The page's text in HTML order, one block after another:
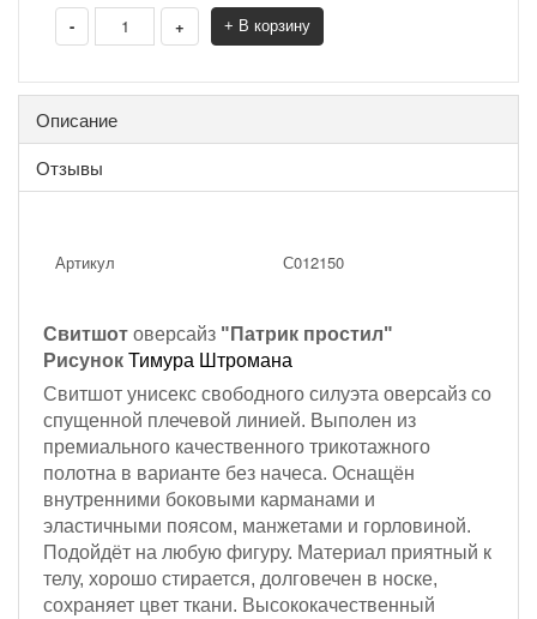
- + + В корзину
Описание
Отзывы
Артикул С012150
Свитшот оверсайз "Патрик простил"
Рисунок Тимура Штромана
Свитшот унисекс свободного силуэта оверсайз со
спущенной плечевой линией. Выполен из
премиального качественного трикотажного
полотна в варианте без начеса. Оснащён
внутренними боковыми карманами и
эластичными поясом, манжетами и горловиной.
Подойдёт на любую фигуру. Материал приятный к
телу, хорошо стирается, долговечен в носке,
сохраняет цвет ткани. Высококачественный